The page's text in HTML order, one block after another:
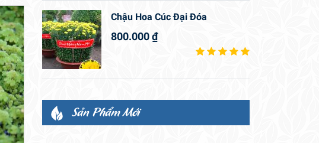
Chậu Hoa Cúc Đại Đóa
800.000₫
Sản Phẩm Mới